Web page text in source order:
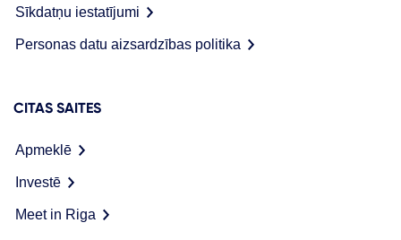
Sīkdatņu iestatījumi
Personas datu aizsardzības politika
CITAS SAITES
Apmeklē
Investē
Meet in Riga